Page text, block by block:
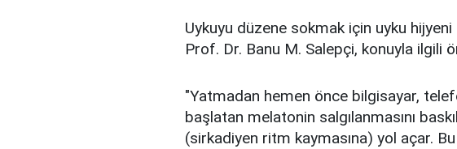
Uykuyu düzene sokmak için uyku
Prof. Dr. Banu M. Salepçi, konuyla ilgili
"Yatmadan hemen önce bilgisayar,
başlatan melatonin salgılanmasını
(sirkadiyen ritm kaymasına) yol açar.